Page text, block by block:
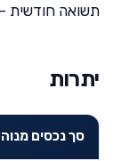
תשואה חודשית — 24 חודשים
יתרות
סך נכסים